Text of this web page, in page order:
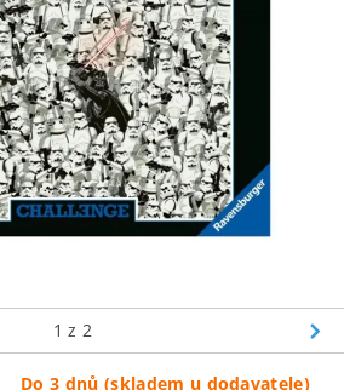
1 z 2
Do 3 dnů (skladem u dodavatele)